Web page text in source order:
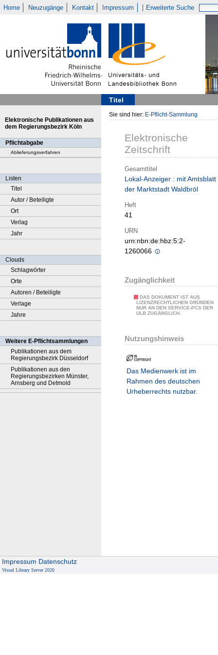
Home Neuzugänge Kontakt Impressum Erweiterte Suche
Titel
Elektronische Publikationen aus
dem Regierungsbezirk Köln
Pflichtabgabe
Ablieferungsverfahren
Listen
Titel
Autor / Beteiligte
Ort
Verlag
Jahr
Clouds
Schlagwörter
Orte
Autoren / Beteiligte
Verlage
Jahre
Weitere E-Pflichtsammlungen
Publikationen aus dem
Regierungsbezirk Düsseldorf
Publikationen aus den
Regierungsbezirken Münster,
Arnsberg und Detmold
Sie sind hier: E-Pflicht-Sammlung
Elektronische
Zeitschrift
Gesamttitel
Lokal-Anzeiger : mit Amtsblatt
der Marktstadt Waldbröl
Heft
41
URN
urn:nbn:de:hbz:5:2-
1260066
Zugänglichkeit
DAS DOKUMENT IST AUS
LIZENZRECHTLICHEN GRÜNDEN
NUR AN DEN SERVICE-PCS DER
ULB ZUGÄNGLICH.
Nutzungshinweis
Das Medienwerk ist im
Rahmen des deutschen
Urheberrechts nutzbar.
Impressum Datenschutz
Visual Library Server 2026